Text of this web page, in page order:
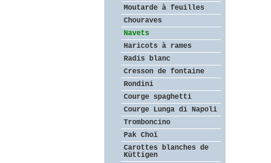
Moutarde à feuilles
Chouraves
Navets
Haricots à rames
Radis blanc
Cresson de fontaine
Rondini
Courge spaghetti
Courge Lunga di Napoli
Tromboncino
Pak Choï
Carottes blanches de
Küttigen